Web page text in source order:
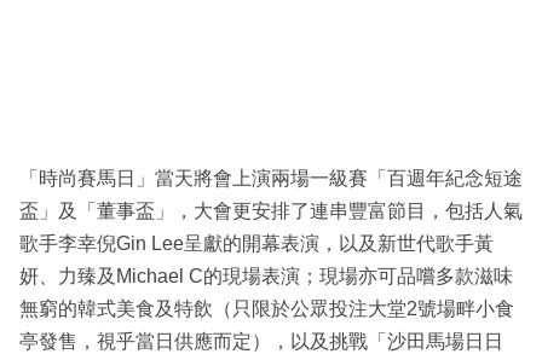
「時尚賽馬日」當天將會上演兩場一級賽「百週年紀念短途
盃」及「董事盃」，大會更安排了連串豐富節目，包括人氣
歌手李幸倪Gin Lee呈獻的開幕表演，以及新世代歌手黃
妍、力臻及Michael C的現場表演；現場亦可品嚐多款滋味
無窮的韓式美食及特飲（只限於公眾投注大堂2號場畔小食
亭發售，視乎當日供應而定），以及挑戰「沙田馬場日日